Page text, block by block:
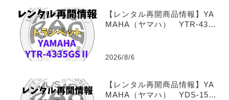
【レンタル再開商品情報】YA
MAHA（ヤマハ） YTR-4335
2026/8/6
【レンタル再開商品情報】YA
MAHA（ヤマハ） YDS-150